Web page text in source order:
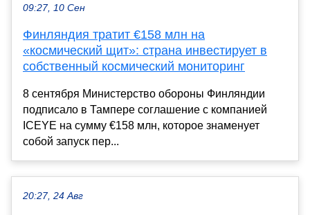
09:27, 10 Сен
Финляндия тратит €158 млн на
«космический щит»: страна инвестирует в
собственный космический мониторинг
8 сентября Министерство обороны Финляндии
подписало в Тампере соглашение с компанией
ICEYE на сумму €158 млн, которое знаменует
собой запуск пер...
20:27, 24 Авг